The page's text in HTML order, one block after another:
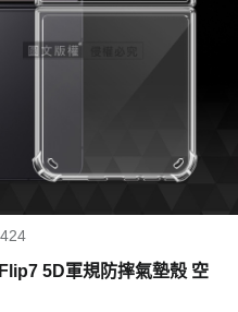
5D軍規防摔氣墊殼 空